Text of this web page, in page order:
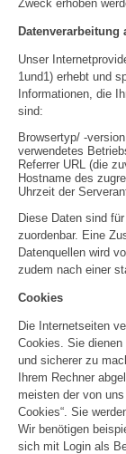
Zweck erhoben
Datenverarbeitung
Unser
1und1) erhebt und
Informationen, die
sind:
Browsertyp/ -version
verwendetes
Referrer URL (die
Hostname des
Uhrzeit der
Diese Daten sind
zuordenbar. Eine
Datenquellen wird
zudem nach einer
Cookies
Die Internetseiten
Cookies. Sie
und sicherer zu
Ihrem Rechner
meisten der von
Cookies“. Sie
Wir benötigen
sich mit Login als